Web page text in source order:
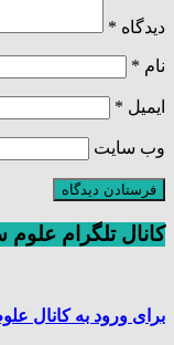
دیدگاه *
نام *
ایمیل *
وب‌ سایت
کانال تلگرام
برای ورود به کانال